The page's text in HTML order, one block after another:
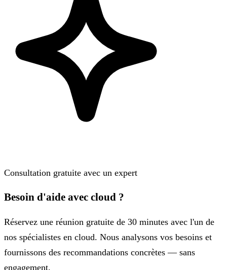
Consultation gratuite avec un expert
Besoin d'aide avec cloud ?
Réservez une réunion gratuite de 30 minutes avec l'un de
nos spécialistes en cloud. Nous analysons vos besoins et
fournissons des recommandations concrètes — sans
engagement.